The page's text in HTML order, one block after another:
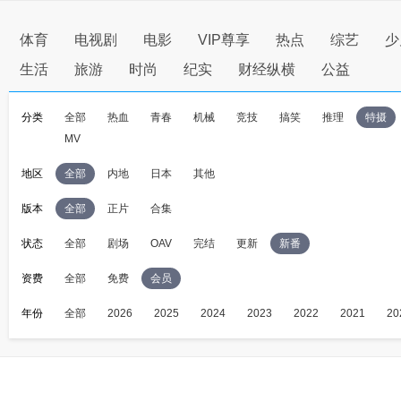
体育 电视剧 电影 VIP尊享 热点 综艺
生活
旅游 时尚 纪实 财经纵横 公益
分类 全部 热血 青春 机械 竞技 搞笑 推理
特摄
MV
地区 全部 内地 日本 其他
版本 全部 正片 合集
状态 全部 剧场 OAV 完结 更新 新番
资费 全部 免费 会员
年份 全部 2026 2025 2024 2023 2022 2021